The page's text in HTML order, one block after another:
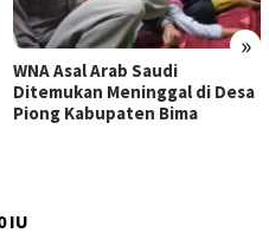
»
WNA Asal Arab Saudi
Ditemukan Meninggal di Desa
Piong Kabupaten Bima
IU